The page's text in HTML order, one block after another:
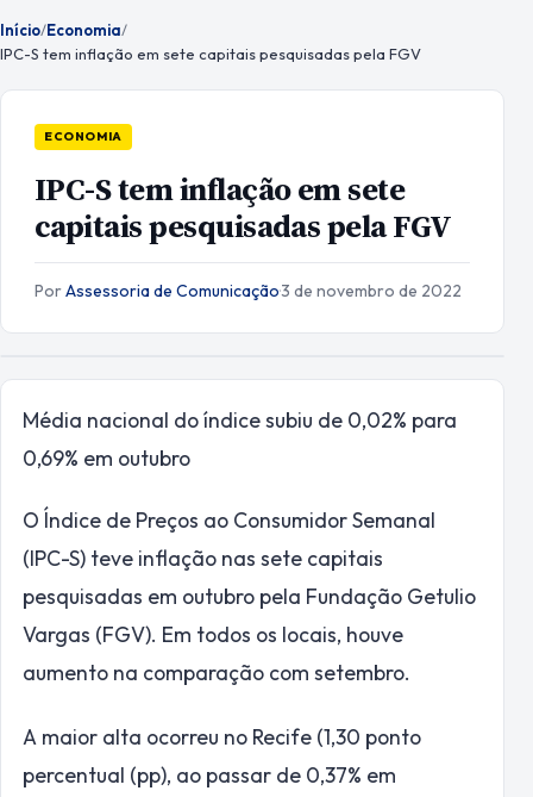
Início/Economia/
IPC-S tem inflação em sete capitais pesquisadas pela FGV
ECONOMIA
IPC-S tem inflação em sete
capitais pesquisadas pela FGV
PorAssessoria de Comunicação·3 de novembro de 2022
Média nacional do índice subiu de 0,02% para
0,69% em outubro
O Índice de Preços ao Consumidor Semanal
(IPC-S) teve inflação nas sete capitais
pesquisadas em outubro pela Fundação Getulio
Vargas (FGV). Em todos os locais, houve
aumento na comparação com setembro.
A maior alta ocorreu no Recife (1,30 ponto
percentual (pp), ao passar de 0,37% em